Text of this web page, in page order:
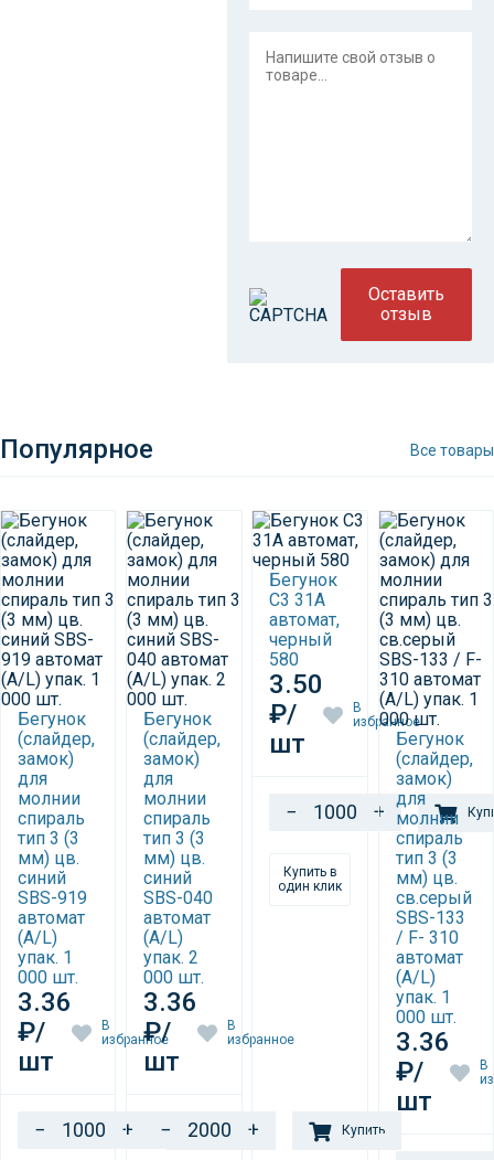
Оставить
отзыв
Популярное Все товары
Бегунок
(слайдер,
замок)
для
молнии
спираль
тип 3 (3
мм) цв.
синий
SBS-919
автомат
(A/L)
упак. 1
000 шт.
3.36
₽/
шт
В
избранное
− + Купить
Бегунок
(слайдер,
замок)
для
молнии
спираль
тип 3 (3
мм) цв.
синий
SBS-040
автомат
(A/L)
упак. 2
000 шт.
3.36
₽/
шт
В
избранное
− + Купить
Бегунок
С3 31А
автомат,
черный
580
3.50
₽/
шт
В
избранное
− +
Купить в
один клик
Бегунок
(слайдер,
замок)
для
молнии
спираль
тип 3 (3
мм) цв.
св.серый
SBS-133
/ F- 310
автомат
(A/L)
упак. 1
000 шт.
3.36
₽/
шт
В